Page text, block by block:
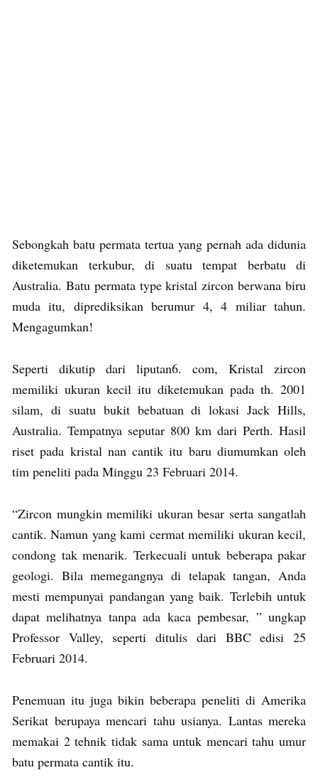
Sebongkah batu permata tertua yang pernah ada didunia
diketemukan terkubur, di suatu tempat berbatu di
Australia. Batu permata type kristal zircon berwana biru
muda itu, diprediksikan berumur 4, 4 miliar tahun.
Mengagumkan!
Seperti dikutip dari liputan6. com, Kristal zircon
memiliki ukuran kecil itu diketemukan pada th. 2001
silam, di suatu bukit bebatuan di lokasi Jack Hills,
Australia. Tempatnya seputar 800 km dari Perth. Hasil
riset pada kristal nan cantik itu baru diumumkan oleh
tim peneliti pada Minggu 23 Februari 2014.
“Zircon mungkin memiliki ukuran besar serta sangatlah
cantik. Namun yang kami cermat memiliki ukuran kecil,
condong tak menarik. Terkecuali untuk beberapa pakar
geologi. Bila memegangnya di telapak tangan, Anda
mesti mempunyai pandangan yang baik. Terlebih untuk
dapat melihatnya tanpa ada kaca pembesar, ” ungkap
Professor Valley, seperti ditulis dari BBC edisi 25
Februari 2014.
Penemuan itu juga bikin beberapa peneliti di Amerika
Serikat berupaya mencari tahu usianya. Lantas mereka
memakai 2 tehnik tidak sama untuk mencari tahu umur
batu permata cantik itu.